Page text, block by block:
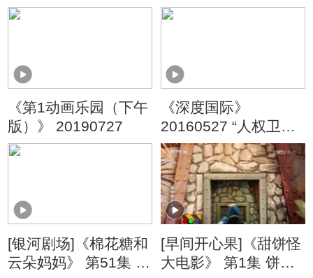
《第1动画乐园（下午
版）》 20190727
《深度国际》
20160527 “人权卫
士”的人权纪录
[银河剧场]《棉花糖和
云朵妈妈》 第51集 十
[早间开心果]《甜饼怪
大电影》 第1集 饼饼7